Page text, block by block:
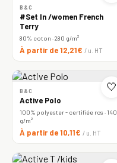
B&C
#Set In /women French
Terry
80% coton · 280 g/m²
À partir de 12,21€ / u. HT
🤍
B&C
Active Polo
100% polyester - certifiée rcs · 140
g/m²
À partir de 10,11€ / u. HT